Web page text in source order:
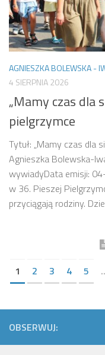
AGNIESZKA BOLEWSKA -
4 SIERPNIA 2026
„Mamy czas dla
pielgrzymce
Tytuł: „Mamy czas dla
Agnieszka Bolewska-
wywiadyData emisji:
w 36. Pieszej
przyciągają rodziny.
1 2 3 4 5
OBSERWUJ: